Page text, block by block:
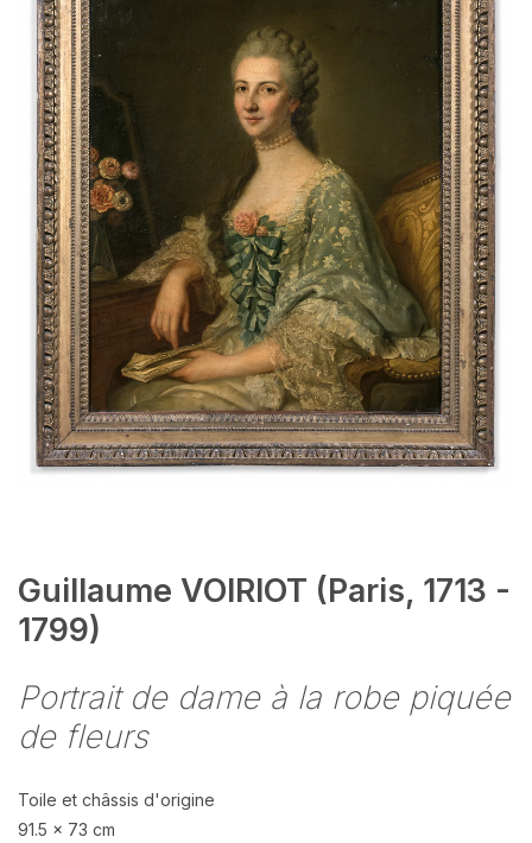
Guillaume VOIRIOT (Paris, 1713 -
1799)
Portrait de dame à la robe piquée
de fleurs
Toile et châssis d'origine
91.5 x 73 cm